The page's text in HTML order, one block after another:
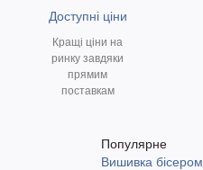
Доступні ціни
Кращі ціни на
ринку завдяки
прямим
поставкам
Популярне
Вишивка бісером